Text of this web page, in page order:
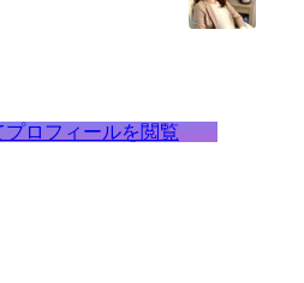
プロフィールを閲覧